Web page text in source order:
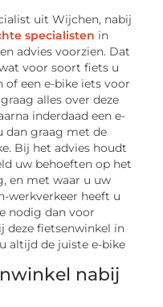
uit Wijchen, nabij
specialisten in
advies voorzien. Dat
voor soort fiets u
een e-bike iets voor
alles over deze
inderdaad een e-
dan graag met de
Bij het advies houdt
uw behoeften op het
en met waar u uw
werkverkeer heeft u
nodig dan voor
deze fietsenwinkel in
altijd de juiste e-bike
nabij